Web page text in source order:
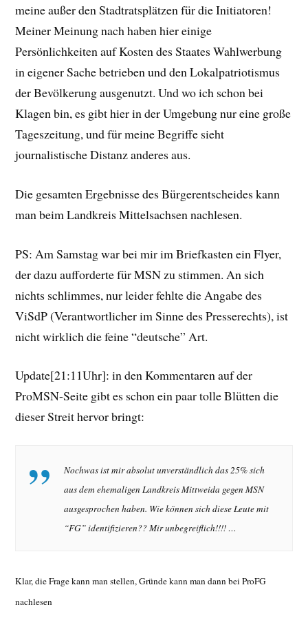
meine außer den Stadtratsplätzen für die Initiatoren!
Meiner Meinung nach haben hier einige
Persönlichkeiten auf Kosten des Staates Wahlwerbung
in eigener Sache betrieben und den Lokalpatriotismus
der Bevölkerung ausgenutzt. Und wo ich schon bei
Klagen bin, es gibt hier in der Umgebung nur eine große
Tageszeitung, und für meine Begriffe sieht
journalistische Distanz anderes aus.
Die gesamten Ergebnisse des Bürgerentscheides kann
man beim Landkreis Mittelsachsen nachlesen.
PS: Am Samstag war bei mir im Briefkasten ein Flyer,
der dazu aufforderte für MSN zu stimmen. An sich
nichts schlimmes, nur leider fehlte die Angabe des
ViSdP (Verantwortlicher im Sinne des Presserechts), ist
nicht wirklich die feine “deutsche” Art.
Update[21:11Uhr]: in den Kommentaren auf der
ProMSN-Seite gibt es schon ein paar tolle Blütten die
dieser Streit hervor bringt:
Nochwas ist mir absolut unverständlich das 25% sich
aus dem ehemaligen Landkreis Mittweida gegen MSN
ausgesprochen haben. Wie können sich diese Leute mit
“FG” identifizieren?? Mir unbegreiflich!!!! …
Klar, die Frage kann man stellen, Gründe kann man dann bei ProFG
nachlesen